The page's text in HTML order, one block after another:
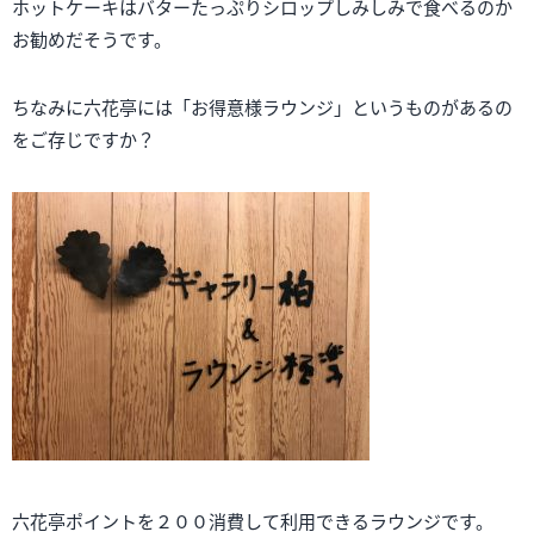
ホットケーキはバターたっぷりシロップしみしみで食べるのか
お勧めだそうです。
ちなみに六花亭には「お得意様ラウンジ」というものがあるの
をご存じですか？
六花亭ポイントを２００消費して利用できるラウンジです。